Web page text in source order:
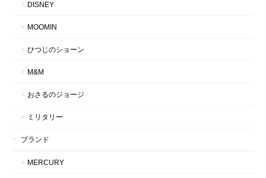
DISNEY
MOOMIN
ひつじのショーン
M&M
おさるのジョージ
ミリタリー
ブランド
MERCURY